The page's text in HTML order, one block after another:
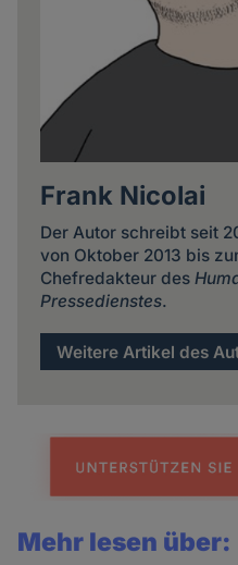
Frank Nicolai
Der Autor schreibt seit
von Oktober 2013 bis
Chefredakteur des
Pressedienstes.
Weitere Artikel des
Mehr lesen über: